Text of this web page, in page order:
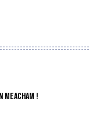
MEACHAM !